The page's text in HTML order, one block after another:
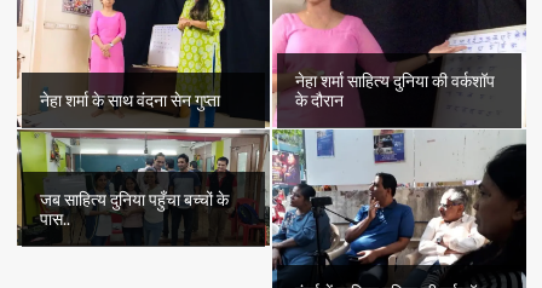
नेहा शर्मा के साथ वंदना सेन गुप्ता
नेहा शर्मा साहित्य दुनिया की वर्कशॉप
के दौरान
जब साहित्य दुनिया पहुँचा बच्चों के
पास..